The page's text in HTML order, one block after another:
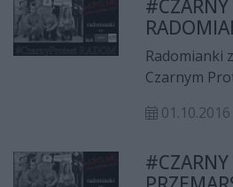
#CZARNY
Radomianki
Czarnym
w pracy i w
zapisów
#CZARNY